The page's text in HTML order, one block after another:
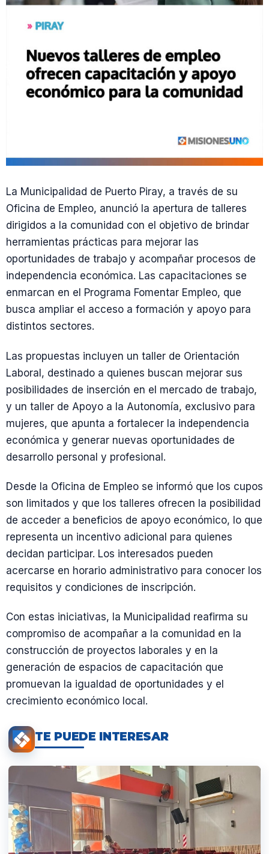
La Municipalidad de Puerto Piray, a través de su
Oficina de Empleo, anunció la apertura de talleres
dirigidos a la comunidad con el objetivo de brindar
herramientas prácticas para mejorar las
oportunidades de trabajo y acompañar procesos de
independencia económica. Las capacitaciones se
enmarcan en el Programa Fomentar Empleo, que
busca ampliar el acceso a formación y apoyo para
distintos sectores.
Las propuestas incluyen un taller de Orientación
Laboral, destinado a quienes buscan mejorar sus
posibilidades de inserción en el mercado de trabajo,
y un taller de Apoyo a la Autonomía, exclusivo para
mujeres, que apunta a fortalecer la independencia
económica y generar nuevas oportunidades de
desarrollo personal y profesional.
Desde la Oficina de Empleo se informó que los cupos
son limitados y que los talleres ofrecen la posibilidad
de acceder a beneficios de apoyo económico, lo que
representa un incentivo adicional para quienes
decidan participar. Los interesados pueden
acercarse en horario administrativo para conocer los
requisitos y condiciones de inscripción.
Con estas iniciativas, la Municipalidad reafirma su
compromiso de acompañar a la comunidad en la
construcción de proyectos laborales y en la
generación de espacios de capacitación que
promuevan la igualdad de oportunidades y el
crecimiento económico local.
TE PUEDE INTERESAR